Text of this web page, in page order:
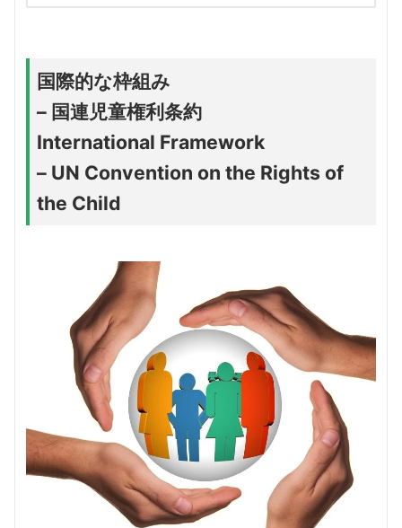
国際的な枠組み
– 国連児童権利条約
International Framework
– UN Convention on the Rights of
the Child